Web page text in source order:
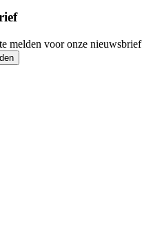
melden voor onze nieuwsbrief